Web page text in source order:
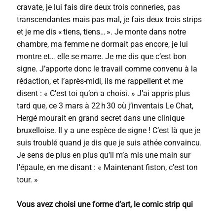
cravate, je lui fais dire deux trois conneries, pas
transcendantes mais pas mal, je fais deux trois strips
et je me dis « tiens, tiens… ». Je monte dans notre
chambre, ma femme ne dormait pas encore, je lui
montre et… elle se marre. Je me dis que c’est bon
signe. J’apporte donc le travail comme convenu à la
rédaction, et l’après-midi, ils me rappellent et me
disent : « C’est toi qu’on a choisi. » J’ai appris plus
tard que, ce 3 mars à 22 h 30 où j’inventais Le Chat,
Hergé mourait en grand secret dans une clinique
bruxelloise. Il y a une espèce de signe ! C’est là que je
suis troublé quand je dis que je suis athée convaincu.
Je sens de plus en plus qu’il m’a mis une main sur
l’épaule, en me disant : « Maintenant fiston, c’est ton
tour. »
Vous avez choisi une forme d’art, le comic strip qui